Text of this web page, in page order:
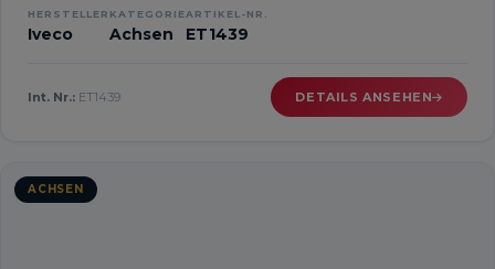
HERSTELLER
Iveco
KATEGORIE
Achsen
ARTIKEL-NR.
ET1439
Int. Nr.: ET1439 DETAILS ANSEHEN
ACHSEN